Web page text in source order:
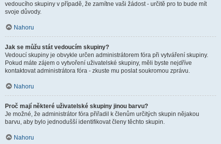
vedoucího skupiny v případě, že zamítne vaši žádost - určitě pro to bude mít
svoje důvody.
Nahoru
Jak se můžu stát vedoucím skupiny?
Vedoucí skupiny je obvykle určen administrátorem fóra při vytváření skupiny.
Pokud máte zájem o vytvoření uživatelské skupiny, měli byste nejdříve
kontaktovat administrátora fóra - zkuste mu poslat soukromou zprávu.
Nahoru
Proč mají některé uživatelské skupiny jinou barvu?
Je možné, že administrátor fóra přiřadil k členům určitých skupin nějakou
barvu, aby bylo jednodušší identifikovat členy těchto skupin.
Nahoru